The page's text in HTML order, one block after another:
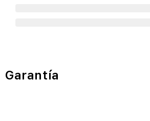
Garantía